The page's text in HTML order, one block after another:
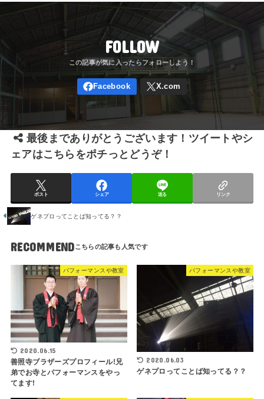
FOLLOW
最後までありがとうございます！ツイートやシ
ェアはこちらをポチっとどうぞ！
ポスト シェア 送る リンク
ゲネプロってことば知ってる？？
RECOMMEND
パフォーマンスや教室
2020.06.15
善照寺ブラザーズプロフィール!兄
弟でお寺とパフォーマンスをやっ
てます!
パフォーマンスや教室
2020.06.03
ゲネプロってことば知ってる？？